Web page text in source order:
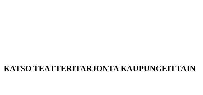
KATSO TEATTERITARJONTA KAUPUNGEITTAIN